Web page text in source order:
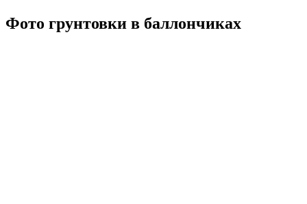
Фото грунтовки в баллончиках